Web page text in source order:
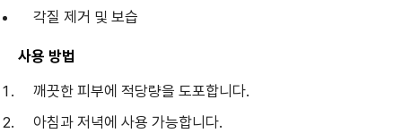
각질 제거 및 보습
사용 방법
깨끗한 피부에 적당량을 도포합니다.
아침과 저녁에 사용 가능합니다.